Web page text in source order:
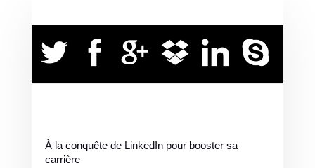
À la conquête de LinkedIn pour booster sa
carrière